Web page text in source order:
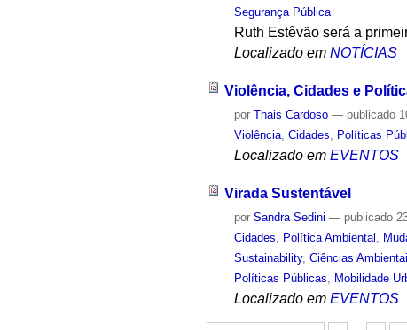
Segurança Pública
Ruth Estêvão será a
Localizado em NOTÍCIAS
Violência, Cidades e
porThais Cardoso — publicado
Violência ,Cidades Políticas
Localizado em EVENTOS
Virada Sustentável
porSandra Sedini — publicado
Cidades
Política Ambiental
Sustainability,Ciências
Políticas Públicas
Mobilidade
Localizado em EVENTOS